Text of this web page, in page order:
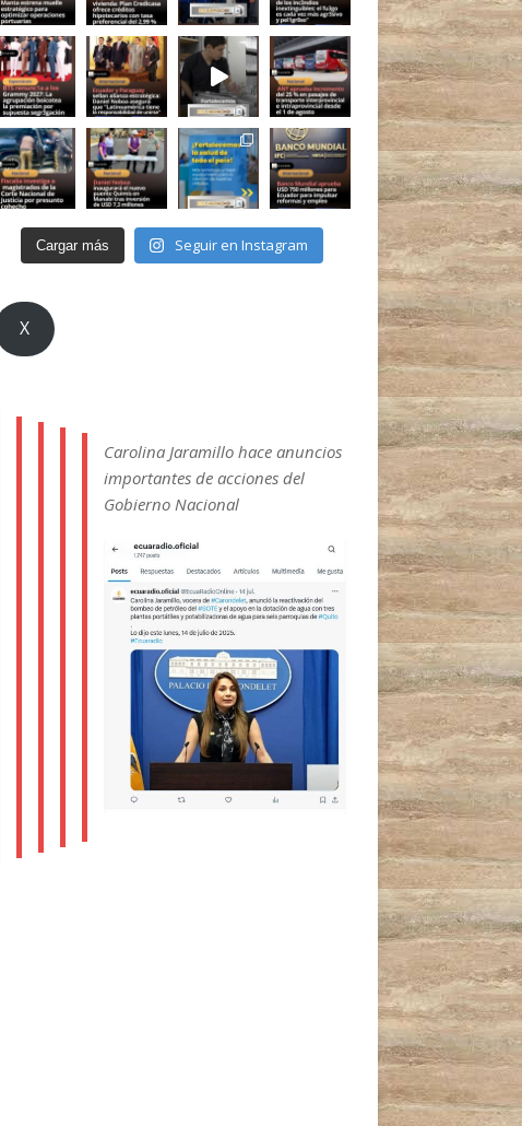
Cargar más Seguir en Instagram
X
Carolina Jaramillo hace anuncios
importantes de acciones del
Gobierno Nacional